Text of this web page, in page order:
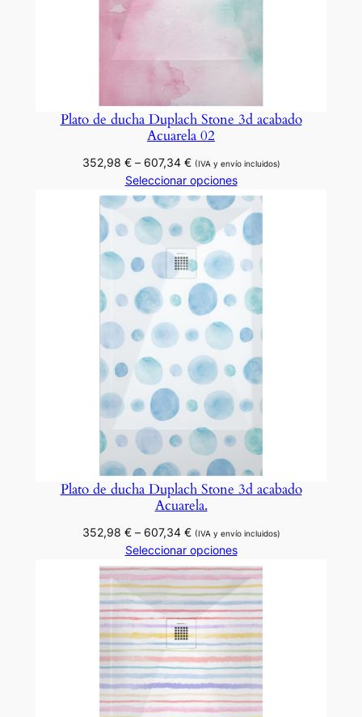
Plato de ducha Duplach Stone 3d acabado
Acuarela 02
352,98 € – 607,34 €Rango
de
precios:
desde
352,98 €
hasta
607,34 €
(IVA y envío incluidos)
Seleccionar opciones
Plato de ducha Duplach Stone 3d acabado
Acuarela.
352,98 € – 607,34 €Rango
de
precios:
desde
352,98 €
hasta
607,34 €
(IVA y envío incluidos)
Seleccionar opciones